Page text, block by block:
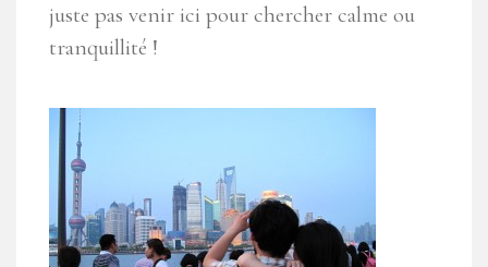
juste pas venir ici pour chercher calme ou
tranquillité !